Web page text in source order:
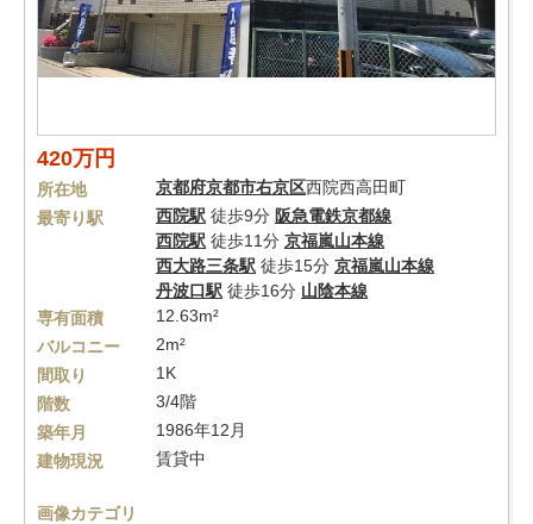
420万円
所在地 京都府京都市右京区西院西高田町
最寄り駅
西院駅 徒歩9分 阪急電鉄京都線
西院駅 徒歩11分 京福嵐山本線
西大路三条駅 徒歩15分 京福嵐山本線
丹波口駅 徒歩16分 山陰本線
専有面積
12.63m²
バルコニー
2m²
間取り
1K
階数
3/4階
築年月
1986年12月
建物現況
賃貸中
画像カテゴリ